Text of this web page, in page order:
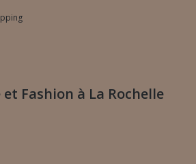
Fashion à La Rochelle